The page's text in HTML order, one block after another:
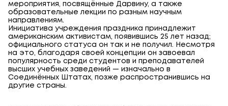
мероприятия, посвящённые Дарвину, а также
образовательные лекции по разным научным
направлениям.
Инициатива учреждения праздника принадлежит
американским активистам, появившись 25 лет назад;
официального статуса он так и не получил. Несмотря
на это, благодаря своей концепции он завоевал
популярность среди студентов и преподавателей
высших учебных заведений — изначально в
Соединённых Штатах, позже распространившись на
другие страны.